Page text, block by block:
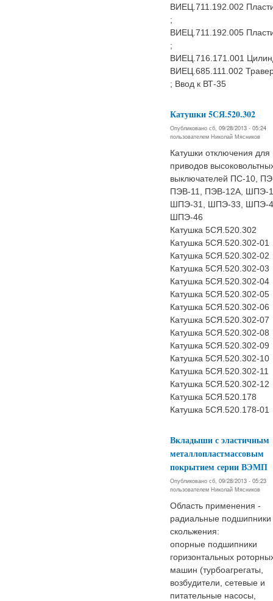
ВИЕЦ.711.192.002
;
ВИЕЦ.711.192.005
;
ВИЕЦ.716.171.001
ВИЕЦ.685.111.002
; Ввод к ВТ-35
Катушки 5СЯ.520.302
Опубликовано сб, 09/28/2013 - 05:24
пользователем Николай Мясников
Катушки отключения для
приводов
выключателей ПС-10,
ПЭВ-11, ПЭВ-12А, ШПЭ-
ШПЭ-31, ШПЭ-33, ШПЭ-
ШПЭ-46
Катушка 5СЯ.520.302
Катушка 5СЯ.520.302-01
Катушка 5СЯ.520.302-02
Катушка 5СЯ.520.302-03
Катушка 5СЯ.520.302-04
Катушка 5СЯ.520.302-05
Катушка 5СЯ.520.302-06
Катушка 5СЯ.520.302-07
Катушка 5СЯ.520.302-08
Катушка 5СЯ.520.302-09
Катушка 5СЯ.520.302-10
Катушка 5СЯ.520.302-11
Катушка 5СЯ.520.302-12
Катушка 5СЯ.520.178
Катушка 5СЯ.520.178-01
Вкладыши с эластичным
металлопластмассовым
покрытием серии ВЭМП
Опубликовано сб, 09/28/2013 - 05:23
пользователем Николай Мясников
Область применения -
радиальные подшипники
скольжения:
опорные подшипники
горизонтальных
машин (турбоагрегаты,
возбудители, сетевые и
питательные насосы,